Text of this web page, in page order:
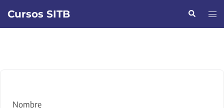
Cursos SITB Buscar
Nombre